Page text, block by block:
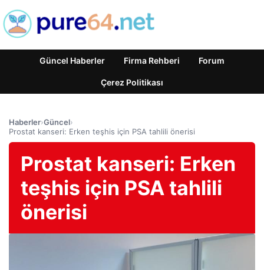
Güncel Haberler Firma Rehberi Forum
Çerez Politikası
Haberler›Güncel›
Prostat kanseri: Erken teşhis için PSA tahlili önerisi
Prostat kanseri: Erken
teşhis için PSA tahlili
önerisi